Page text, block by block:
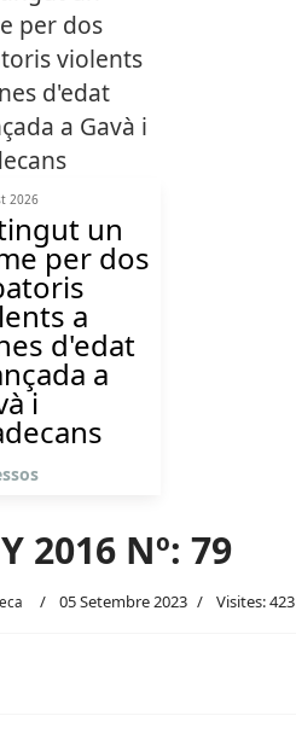
2026
un
per dos
a
d'edat
a
i
2016 Nº: 79
05 Setembre 2023 Visites: 423